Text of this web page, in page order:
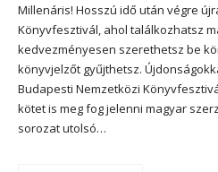
Millenáris! Hosszú idő után végre
Könyvfesztivál, ahol találkozhatsz
kedvezményesen szerethetsz be
könyvjelzőt gyűjthetsz.
Budapesti Nemzetközi
kötet is meg fog jelenni magyar
sorozat utolsó…